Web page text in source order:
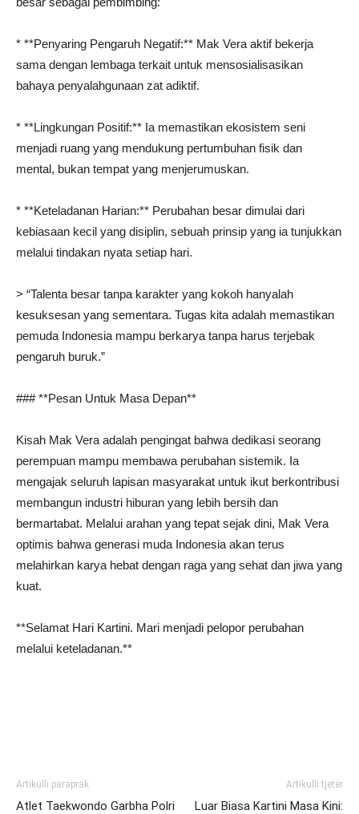
* **Penyaring Pengaruh Negatif:** Mak Vera aktif bekerja
sama dengan lembaga terkait untuk mensosialisasikan
bahaya penyalahgunaan zat adiktif.
* **Lingkungan Positif:** Ia memastikan ekosistem seni
menjadi ruang yang mendukung pertumbuhan fisik dan
mental, bukan tempat yang menjerumuskan.
* **Keteladanan Harian:** Perubahan besar dimulai dari
kebiasaan kecil yang disiplin, sebuah prinsip yang ia tunjukkan
melalui tindakan nyata setiap hari.
> “Talenta besar tanpa karakter yang kokoh hanyalah
kesuksesan yang sementara. Tugas kita adalah memastikan
pemuda Indonesia mampu berkarya tanpa harus terjebak
pengaruh buruk.”
### **Pesan Untuk Masa Depan**
Kisah Mak Vera adalah pengingat bahwa dedikasi seorang
perempuan mampu membawa perubahan sistemik. Ia
mengajak seluruh lapisan masyarakat untuk ikut berkontribusi
membangun industri hiburan yang lebih bersih dan
bermartabat. Melalui arahan yang tepat sejak dini, Mak Vera
optimis bahwa generasi muda Indonesia akan terus
melahirkan karya hebat dengan raga yang sehat dan jiwa yang
kuat.
**Selamat Hari Kartini. Mari menjadi pelopor perubahan
melalui keteladanan.**
Artikulli paraprak
Atlet Taekwondo Garbha Polri
Artikulli tjetër
Luar Biasa Kartini Masa Kini: